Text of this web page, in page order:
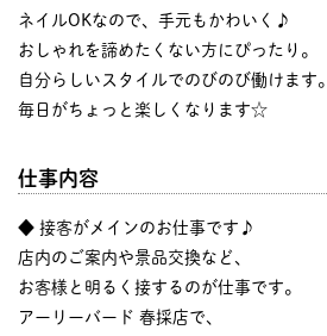
ネイルOKなので、手元もかわいく♪
おしゃれを諦めたくない方にぴったり。
自分らしいスタイルでのびのび働けます。
毎日がちょっと楽しくなります☆
仕事内容
◆ 接客がメインのお仕事です♪
店内のご案内や景品交換など、
お客様と明るく接するのが仕事です。
アーリーバード 春採店で、